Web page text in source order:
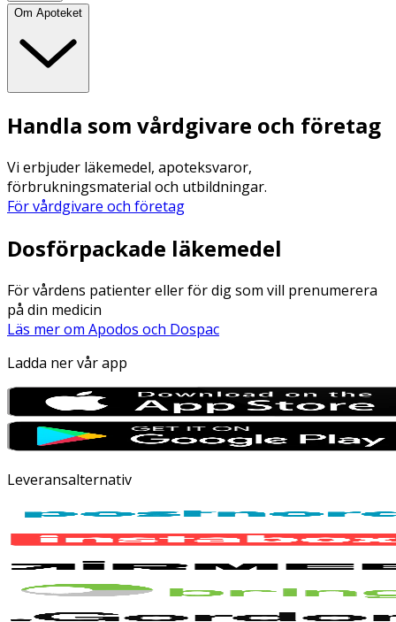
Om Apoteket
Handla som vårdgivare och företag
Vi erbjuder läkemedel, apoteksvaror,
förbrukningsmaterial och utbildningar.
För vårdgivare och företag
Dosförpackade läkemedel
För vårdens patienter eller för dig som vill prenumerera
på din medicin
Läs mer om Apodos och Dospac
Ladda ner vår app
Leveransalternativ